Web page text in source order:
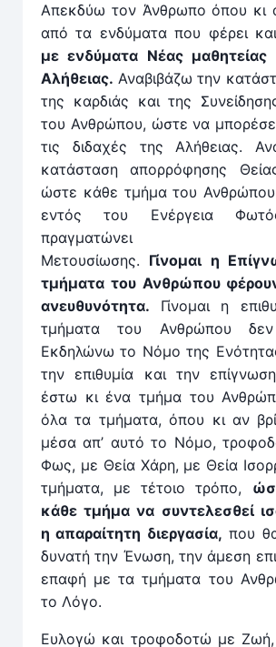
Απεκδύω τον Άνθρωπο όπου κι
από τα ενδύματα που φέρει
με ενδύματα Νέας μαθητείας
Αλήθειας. Αναβιβάζω την
της καρδιάς και της
του Ανθρώπου, ώστε να
τις διδαχές της Αλήθειας.
κατάσταση απορρόφησης
ώστε κάθε τμήμα του Ανθρώπου
εντός του Ενέργεια
πραγματώνει
Μετουσίωσης. Γίνομαι η
τμήματα του Ανθρώπου
ανευθυνότητα. Γίνομαι η
τμήματα του Ανθρώπου δεν
Εκδηλώνω το Νόμο της
την επιθυμία και την
έστω κι ένα τμήμα του
όλα τα τμήματα, όπου κι αν
μέσα απ’ αυτό το Νόμο,
Φως, με Θεία Χάρη, με Θεία
τμήματα, με τέτοιο τρόπο,
κάθε τμήμα να συντελεσθεί
η απαραίτητη διεργασία, που
δυνατή την Ένωση, την άμεση
επαφή με τα τμήματα του
το Λόγο.
Ευλογώ και τροφοδοτώ με Ζωή,